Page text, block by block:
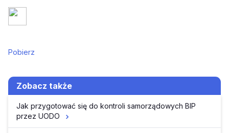
Pobierz
Zobacz także
Jak przygotować się do kontroli samorządowych BIP
przez UODO